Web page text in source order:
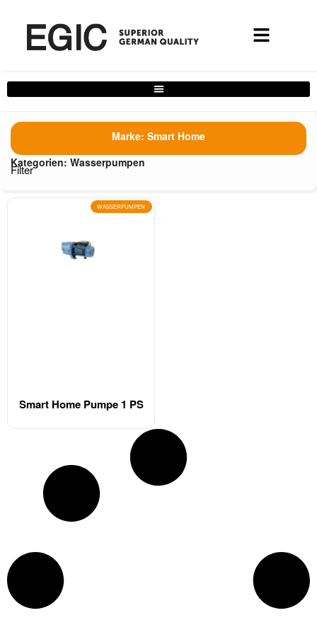
Complete Home Solutions Filter
Marke: Smart Home
Kategorien: Wasserpumpen
Filter
WASSERPUMPEN
Smart Home Pumpe 1 PS